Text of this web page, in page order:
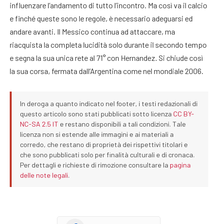
influenzare l’andamento di tutto l’incontro. Ma così va il calcio
e finché queste sono le regole, è necessario adeguarsi ed
andare avanti. Il Messico continua ad attaccare, ma
riacquista la completa lucidità solo durante il secondo tempo
e segna la sua unica rete al 71° con Hernandez. Si chiude così
la sua corsa, fermata dall’Argentina come nel mondiale 2006.
In deroga a quanto indicato nel footer, i testi redazionali di
questo articolo sono stati pubblicati sotto licenza CC BY-
NC-SA 2.5 IT e restano disponibili a tali condizioni. Tale
licenza non si estende alle immagini e ai materiali a
corredo, che restano di proprietà dei rispettivi titolari e
che sono pubblicati solo per finalità culturali e di cronaca.
Per dettagli e richieste di rimozione consultare la pagina
delle note legali.